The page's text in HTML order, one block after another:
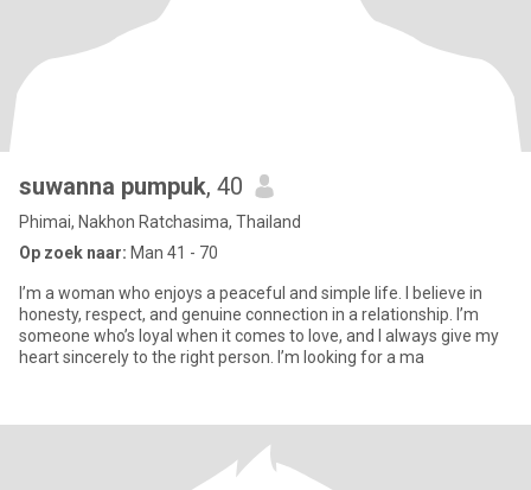
suwanna pumpuk, 40
Phimai, Nakhon Ratchasima, Thailand
Op zoek naar: Man 41 - 70
I’m a woman who enjoys a peaceful and simple life. I believe in
honesty, respect, and genuine connection in a relationship. I’m
someone who’s loyal when it comes to love, and I always give my
heart sincerely to the right person. I’m looking for a ma